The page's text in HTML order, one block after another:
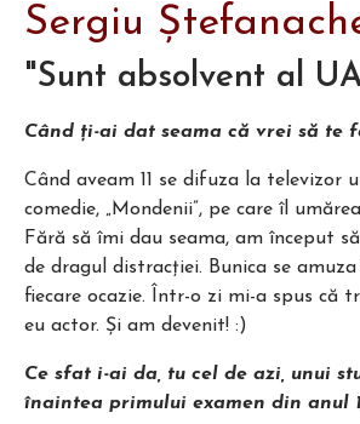
Sergiu
"Sunt absolvent al
Când ți-ai dat seama că vrei să te
Când aveam 11 se difuza la televizor
comedie, „Mondenii”, pe care îl
Fără să îmi dau seama, am început
de dragul distracției. Bunica se
fiecare ocazie. Într-o zi mi-a spus că
eu actor. Și am devenit! :)
Ce sfat i-ai da, tu cel de azi, unui
înaintea primului examen din anul